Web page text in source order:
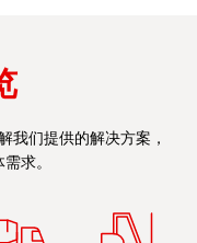
我们提供的解决方案，
求。